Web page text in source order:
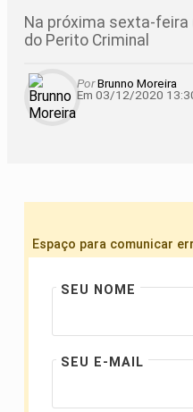
Na próxima sexta-feira
do Perito Criminal
PorBrunno Moreira
Em 03/12/2020
Espaço para comunicar
SEU NOME
SEU E-MAIL